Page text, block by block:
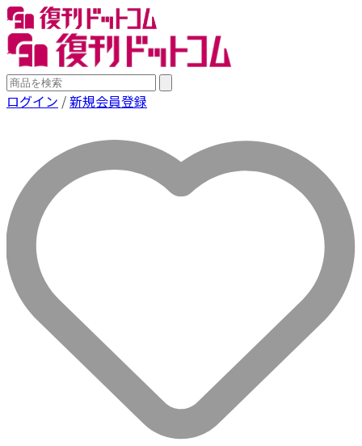
ログイン /新規会員登録